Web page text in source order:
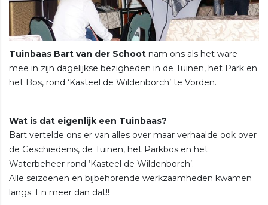
Tuinbaas Bart van der Schoot nam ons als het ware
mee in zijn dagelijkse bezigheden in de Tuinen, het Park en
het Bos, rond ‘Kasteel de Wildenborch’ te Vorden.
Wat is dat eigenlijk een Tuinbaas?
Bart vertelde ons er van alles over maar verhaalde ook over
de Geschiedenis, de Tuinen, het Parkbos en het
Waterbeheer rond ’Kasteel de Wildenborch’.
Alle seizoenen en bijbehorende werkzaamheden kwamen
langs. En meer dan dat!!